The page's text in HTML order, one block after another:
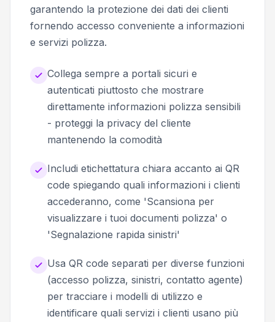
garantendo la protezione dei dati dei clienti
fornendo accesso conveniente a informazioni
e servizi polizza.
Collega sempre a portali sicuri e
autenticati piuttosto che mostrare
direttamente informazioni polizza sensibili
- proteggi la privacy del cliente
mantenendo la comodità
Includi etichettatura chiara accanto ai QR
code spiegando quali informazioni i clienti
accederanno, come 'Scansiona per
visualizzare i tuoi documenti polizza' o
'Segnalazione rapida sinistri'
Usa QR code separati per diverse funzioni
(accesso polizza, sinistri, contatto agente)
per tracciare i modelli di utilizzo e
identificare quali servizi i clienti usano più